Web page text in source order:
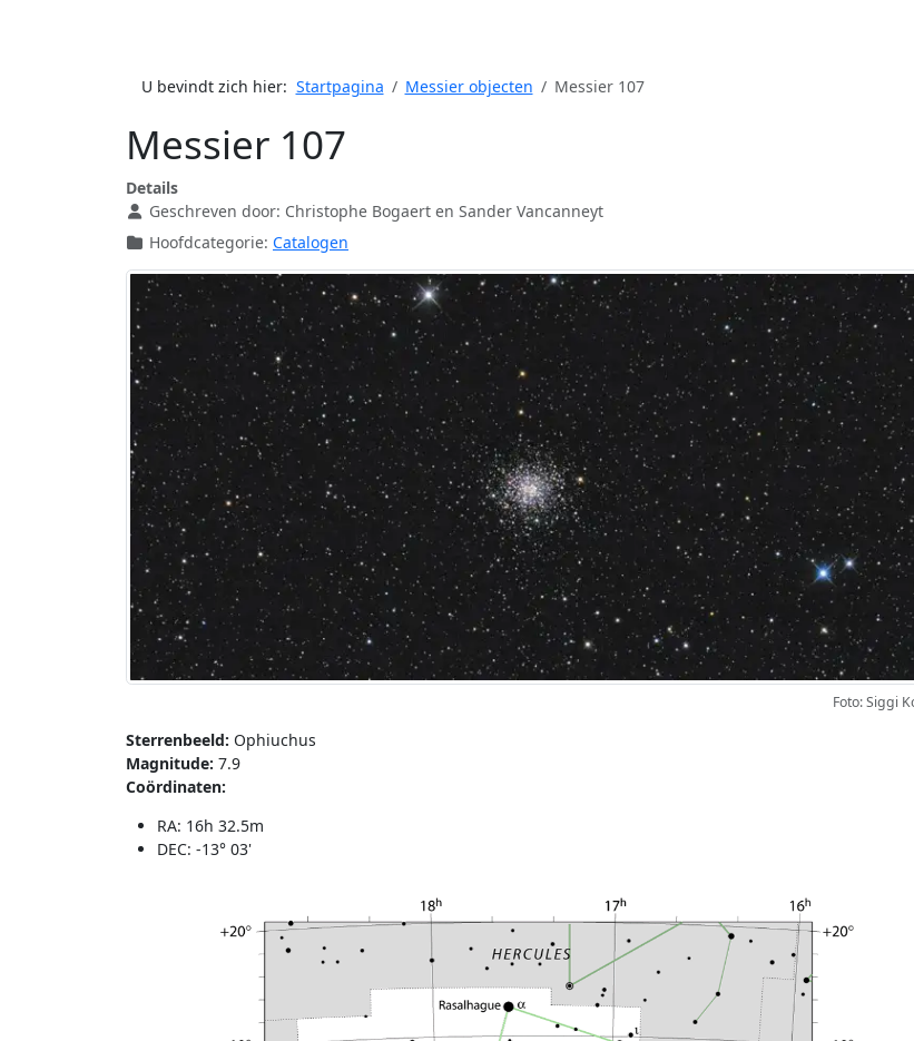
U bevindt zich hier: Startpagina Messier objecten Messier 107
Messier 107
Details
Geschreven door: Christophe Bogaert en Sander Vancanneyt
Hoofdcategorie: Catalogen
Foto: Siggi
Sterrenbeeld: Ophiuchus
Magnitude: 7.9
Coördinaten:
RA: 16h 32.5m
DEC: -13° 03'